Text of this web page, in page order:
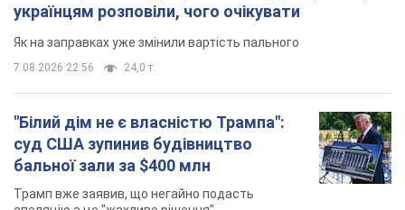
українцям розповіли, чого очікувати
Як на заправках уже змінили вартість пального
7.08.2026 22:56 24,0 т.
"Білий дім не є власністю Трампа":
суд США зупинив будівництво
бальної зали за $400 млн
Трамп вже заявив, що негайно подасть